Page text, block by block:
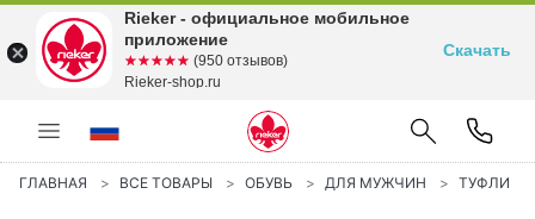
ГЛАВНАЯ ВСЕ ТОВАРЫ ОБУВЬ ДЛЯ МУЖЧИН ТУФЛИ
Rieker - официальное мобильное
приложение
☆☆☆☆☆
★★★★★ (950 отзывов)
Rieker-shop.ru
Скачать